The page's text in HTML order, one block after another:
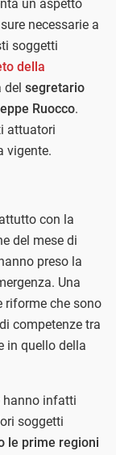
un aspetto
necessarie a
soggetti
della
segretario
Ruocco.
attuatori
vigente.
con la
del mese di
preso la
Una
riforme che sono
competenze tra
in quello della
hanno infatti
soggetti
le prime regioni